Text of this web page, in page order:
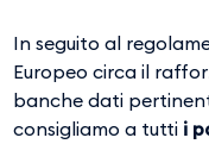
In seguito al
Europeo circa il
banche dati
consigliamo a tutti i